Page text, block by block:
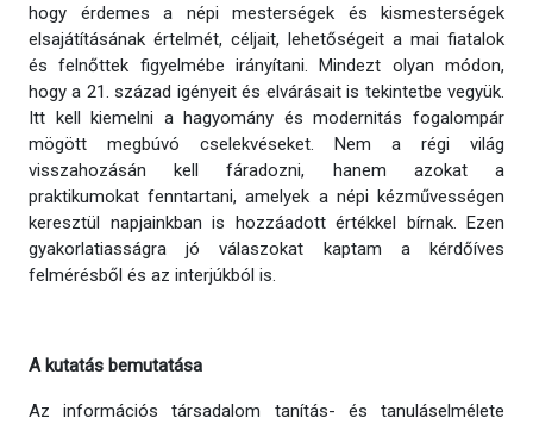
hogy érdemes a népi mesterségek és kismesterségek
elsajátításának értelmét, céljait, lehetőségeit a mai fiatalok
és felnőttek figyelmébe irányítani. Mindezt olyan módon,
hogy a 21. század igényeit és elvárásait is tekintetbe vegyük.
Itt kell kiemelni a hagyomány és modernitás fogalompár
mögött megbúvó cselekvéseket. Nem a régi világ
visszahozásán kell fáradozni, hanem azokat a
praktikumokat fenntartani, amelyek a népi kézművességen
keresztül napjainkban is hozzáadott értékkel bírnak. Ezen
gyakorlatiasságra jó válaszokat kaptam a kérdőíves
felmérésből és az interjúkból is.
A kutatás bemutatása
Az információs társadalom tanítás- és tanuláselmélete